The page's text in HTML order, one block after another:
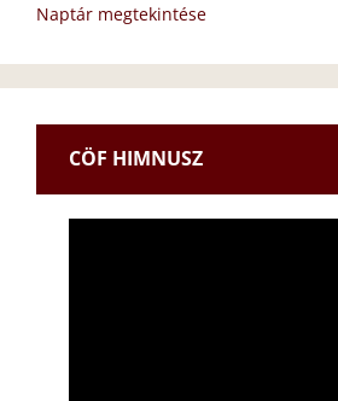
Naptár megtekintése
CÖF HIMNUSZ